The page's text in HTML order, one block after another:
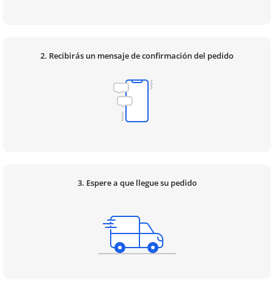
2. Recibirás un mensaje de confirmación del pedido
3. Espere a que llegue su pedido